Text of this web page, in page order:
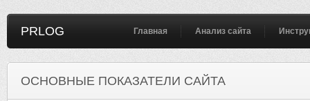
PRLOG Главная Анализ сайта
ОСНОВНЫЕ ПОКАЗАТЕЛИ САЙТА